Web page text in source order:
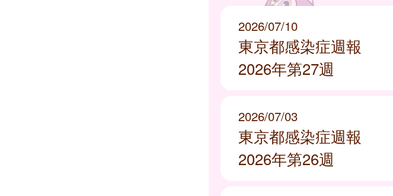
2026/07/10
東京都感染症週報
2026年第27週
2026/07/03
東京都感染症週報
2026年第26週